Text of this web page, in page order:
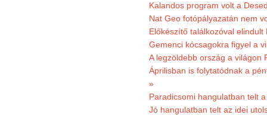
Kalandos program volt a
Nat Geo fotópályazatán nem
Előkészítő találkozóval
Gemenci kócsagokra figyel a
A legzöldebb ország a világon
Áprilisban is folytatódnak a
»
Paradicsomi hangulatban telt
Jó hangulatban telt az idei